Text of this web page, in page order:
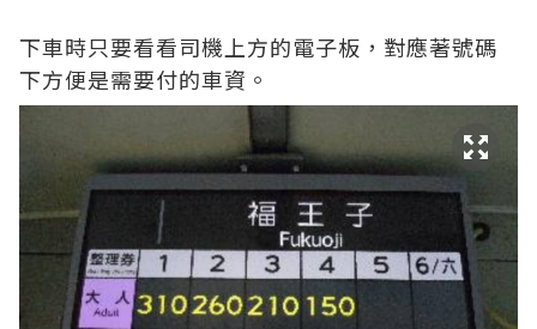
下車時只要看看司機上方的電子板，對應著號碼
下方便是需要付的車資。